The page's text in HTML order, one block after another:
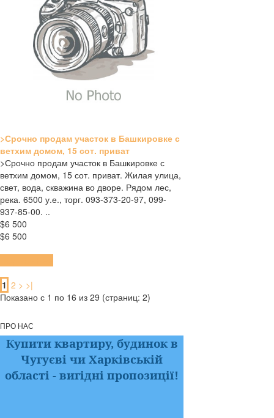
>Срочно продам участок в Башкировке с
ветхим домом, 15 сот. приват
>Срочно продам участок в Башкировке с
ветхим домом, 15 сот. приват. Жилая улица,
свет, вода, скважина во дворе. Рядом лес,
река. 6500 у.е., торг. 093-373-20-97, 099-
937-85-00. ..
$6 500
$6 500
1 2 > >|
Показано с 1 по 16 из 29 (страниц: 2)
ПРО НАС
Купити квартиру, будинок в
Чугуєві чи Харківській
області - вигідні пропозиції!